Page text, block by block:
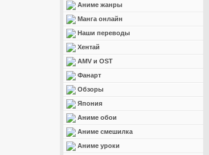
Аниме жанры
Манга онлайн
Наши переводы
Хентай
AMV и OST
Фанарт
Обзоры
Япония
Аниме обои
Аниме смешилка
Аниме уроки